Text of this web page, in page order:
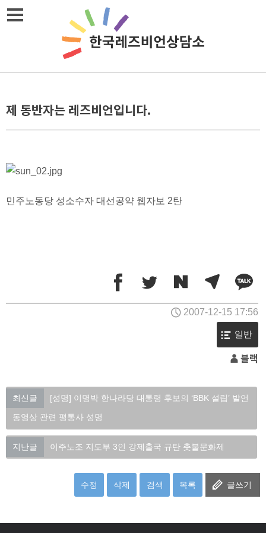
제 동반자는 레즈비언입니다.
민주노동당 성소수자 대선공약 웹자보 2탄
2007-12-15 17:56
일반
블랙
최신글
[성명] 이명박 한나라당 대통령 후보의 ‘BBK 설립’ 발언
동영상 관련 평통사 성명
지난글 이주노조 지도부 3인 강제출국 규탄 촛불문화제
수정 삭제 검색 목록 글쓰기